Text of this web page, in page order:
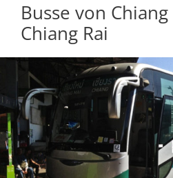
Busse von
Chiang Rai